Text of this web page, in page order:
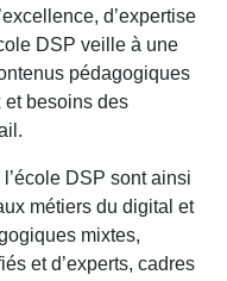
d’expertise
DSP veille à une
pédagogiques
et besoins des
DSP sont ainsi
métiers du digital et
mixtes,
et d’experts, cadres